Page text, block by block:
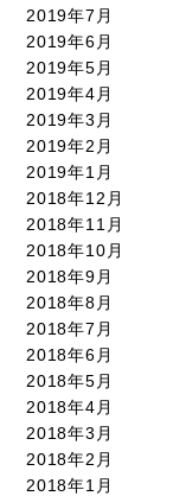
2019年7月
2019年6月
2019年5月
2019年4月
2019年3月
2019年2月
2019年1月
2018年12月
2018年11月
2018年10月
2018年9月
2018年8月
2018年7月
2018年6月
2018年5月
2018年4月
2018年3月
2018年2月
2018年1月